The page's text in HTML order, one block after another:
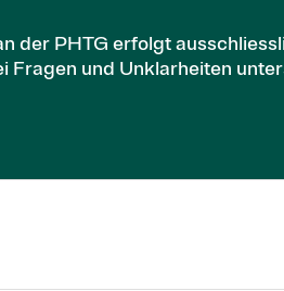
der PHTG erfolgt
Fragen und Unklarheiten